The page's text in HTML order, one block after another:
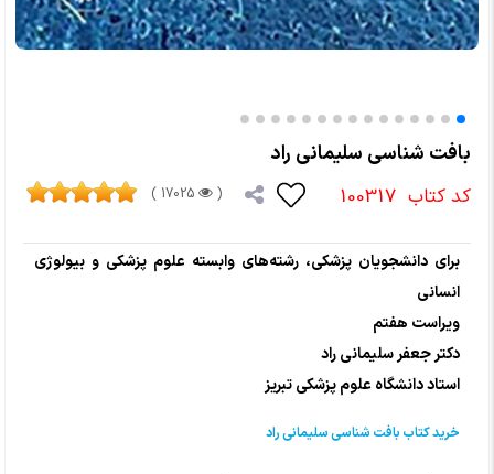
بافت شناسی سلیمانی راد
کد کتاب 100317
(
17025 )
برای دانشجویان پزشکی، رشته‌های وابسته علوم پزشکی و بیولوژی
انسانی
ویراست هفتم
دکتر جعفر سلیمانی راد
استاد دانشگاه علوم پزشکی تبریز
خرید کتاب بافت شناسی سلیمانی راد